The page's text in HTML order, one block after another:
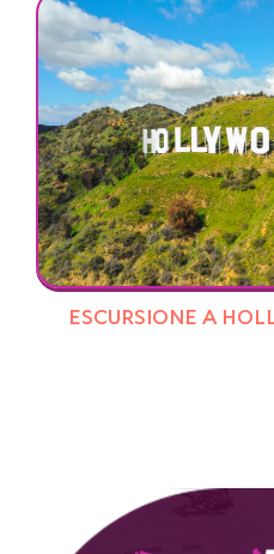
ESCURSIONE A